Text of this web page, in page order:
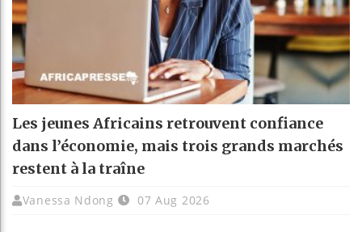
Les jeunes Africains retrouvent confiance
dans l’économie, mais trois grands marchés
restent à la traîne
Vanessa Ndong 07 Aug 2026